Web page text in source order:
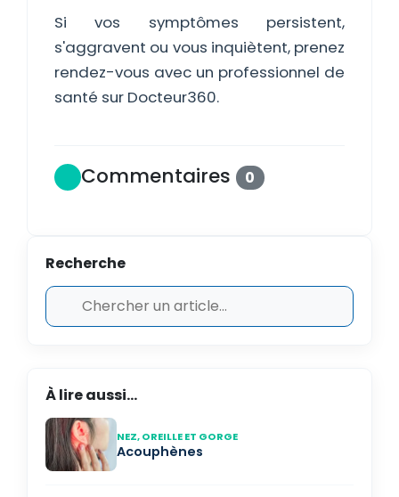
Si vos symptômes persistent,
s'aggravent ou vous inquiètent, prenez
rendez-vous avec un professionnel de
santé sur Docteur360.
Commentaires 0
Recherche
À lire aussi...
NEZ, OREILLE ET GORGE
Acouphènes